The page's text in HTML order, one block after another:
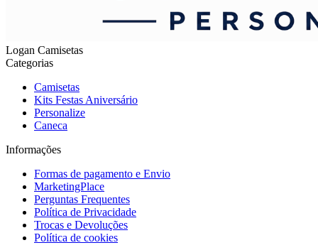
Logan Camisetas
Categorias
Camisetas
Kits Festas Aniversário
Personalize
Caneca
Informações
Formas de pagamento e Envio
MarketingPlace
Perguntas Frequentes
Política de Privacidade
Trocas e Devoluções
Política de cookies